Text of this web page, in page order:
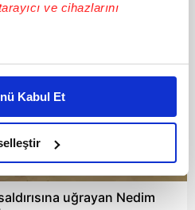
ve cihazlarını
halinde sizlere özel
Bunu yaparken
reklam deneyimi sunmak
sunabilmek adına
ve bu noktada,
noktasında tek gelir
hatırlatmak isteriz.
Kabul Et
uğrayan Nedim